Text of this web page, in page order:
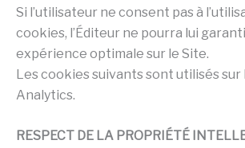
Si l’utilisateur ne consent pas à
cookies, l’Éditeur ne pourra lui
expérience optimale sur le Site.
Les cookies suivants sont utilisés sur
Analytics.
RESPECT DE LA PROPRIÉTÉ